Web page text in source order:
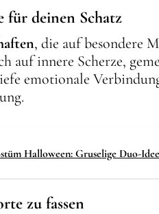
für deinen Schatz
, die auf besondere
auf innere Scherze,
emotionale
Halloween: Gruselige Duo-
zu fassen